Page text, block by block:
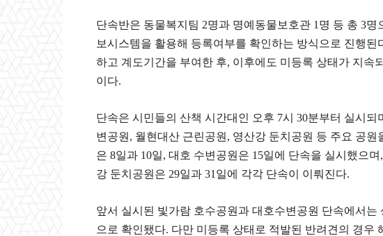
단속반은 동물복지팀 2명과 명예동물보호관 1명 등 총 3
보시스템을 활용해 등록여부를 확인하는 방식으로 진행
하고 계도기간을 부여한 후, 이후에도 미등록 상태가 지속
이다.
단속은 시민들의 산책 시간대인 오후 7시 30분부터 실시
변공원, 월현대산 근린공원, 영산강 둔치공원 등 주요 공
은 8일과 10일, 대호 수변공원은 15일에 단속을 실시했으
강 둔치공원은 29일과 31일에 각각 단속이 이뤄진다.
앞서 실시된 빛가람 호수공원과 대호수변공원 단속에서
으로 확인됐다. 다만 미등록 상태로 적발된 반려견의 경우